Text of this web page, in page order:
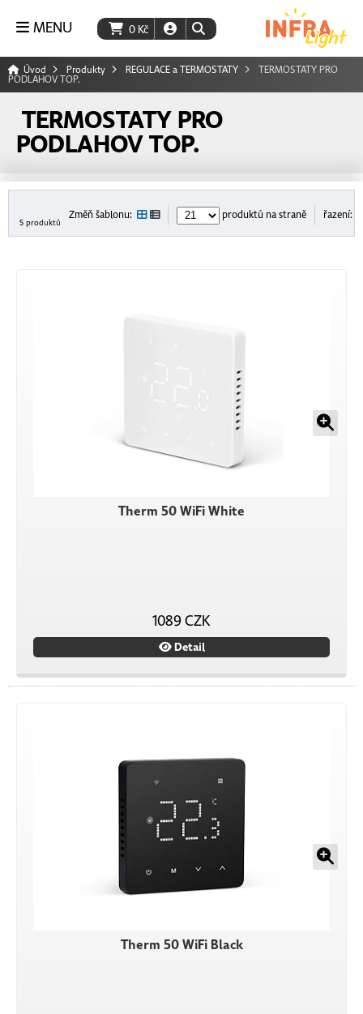
0 Kč
MENU
Úvod Produkty REGULACE a TERMOSTATY TERMOSTATY PRO
PODLAHOV TOP.
TERMOSTATY PRO
PODLAHOV TOP.
5 produktů
Změň šablonu: produktů na straně řazení:
Therm 50 WiFi White
1089 CZK
Detail
Therm 50 WiFi Black